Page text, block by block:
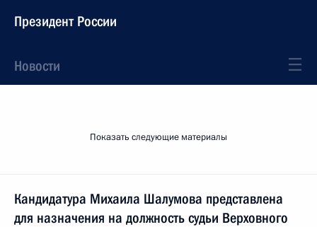
Президент России
Новости
Показать следующие материалы
Кандидатура Михаила Шалумова представлена
для назначения на должность судьи Верховного